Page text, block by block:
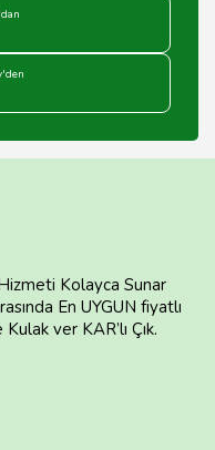
Hizmeti Kolayca Sunar
En UYGUN fiyatlı
ver KAR’lı Çık.